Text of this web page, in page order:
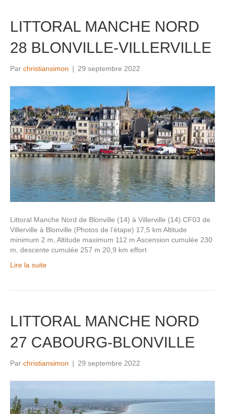
LITTORAL MANCHE NORD
28 BLONVILLE-VILLERVILLE
Par christiansimon | 29 septembre 2022
Littoral Manche Nord de Blonville (14) à Villerville (14) CF03 de
Villerville à Blonville (Photos de l’étape) 17,5 km Altitude
minimum 2 m, Altitude maximum 112 m Ascension cumulée 230
m, descente cumulée 257 m 20,9 km effort
Lire la suite
LITTORAL MANCHE NORD
27 CABOURG-BLONVILLE
Par christiansimon | 29 septembre 2022